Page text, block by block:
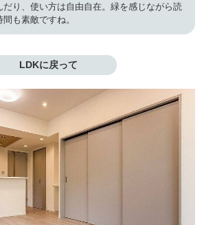
だり、使い方は自由自在。緑を感じながら読
も素敵ですね。
LDKに戻って